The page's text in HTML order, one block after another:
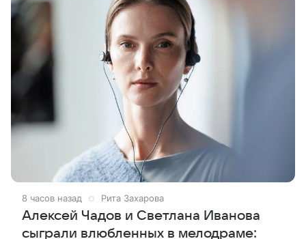
8 часов назад Рита Захарова
Алексей Чадов и Светлана Иванова
сыграли влюбленных в мелодраме: